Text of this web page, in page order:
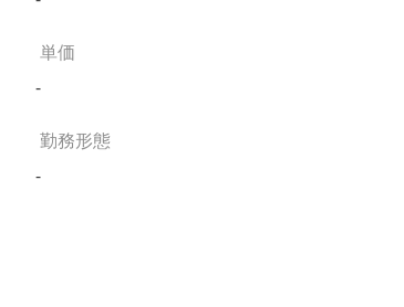
単価
-
勤務形態
-